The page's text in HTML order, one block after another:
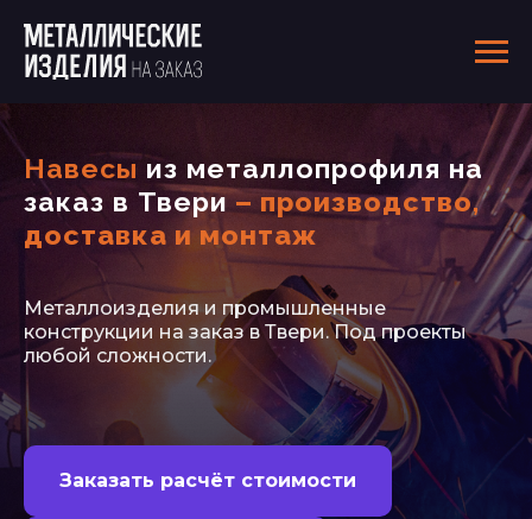
Навесыиз металлопрофиля на
заказ в Твери – производство,
доставка и монтаж
Металлоизделия и промышленные
конструкции на заказ в Твери. Под проекты
любой сложности.
Заказать расчёт стоимости